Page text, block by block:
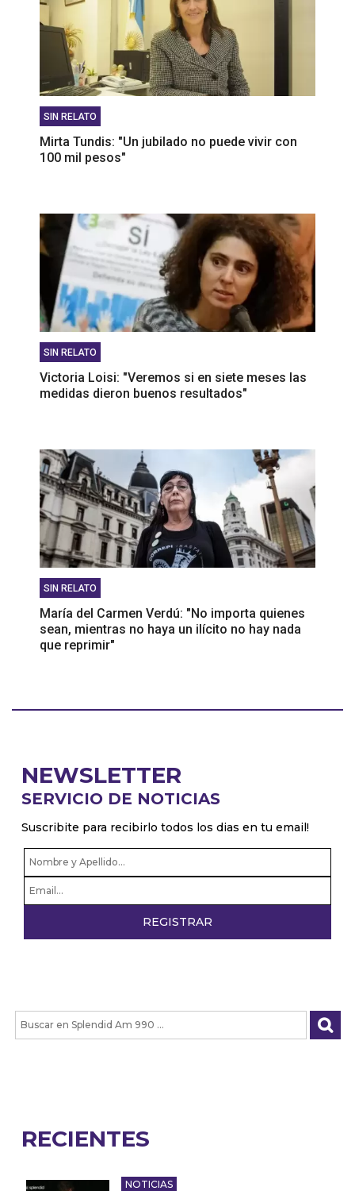
SIN RELATO
Mirta Tundis: "Un jubilado no puede vivir con
100 mil pesos"
SIN RELATO
Victoria Loisi: "Veremos si en siete meses las
medidas dieron buenos resultados"
SIN RELATO
María del Carmen Verdú: "No importa quienes
sean, mientras no haya un ilícito no hay nada
que reprimir"
NEWSLETTER
SERVICIO DE NOTICIAS
Suscribite para recibirlo todos los dias en tu email!
RECIENTES
NOTICIAS